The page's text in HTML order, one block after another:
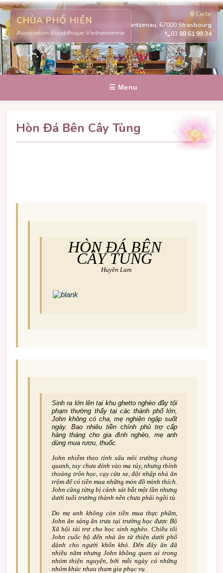
CHÙA PHỔ HIỀN
Association Bouddhique Vietnamienne
Carte
311 route de la Wantzenau, 67000 Strasbourg
03 88 61 99 34
☰ Menu
Hòn Đá Bên Cây Tùng
HÒN ĐÁ BÊN
CÂY TÙNG
Huyền Lam
Sinh ra lớn lên tại khu ghetto nghèo đầy tội
phạm thường thấy tại các thành phố lớn,
John không có cha, mẹ nghiện ngập suốt
ngày. Bao nhiêu tiền chính phủ trợ cấp
hàng tháng cho gia đình nghèo, mẹ anh
dùng mua rượu, thuốc.
John nhiễm theo tính xấu môi trường chung
quanh, tuy chưa dính vào ma túy, nhưng thỉnh
thoảng trốn học, cạy cửa xe, đột nhập nhà ăn
trộm để có tiền mua những món đồ mình thích.
John cũng từng bị cảnh sát bắt một lần nhưng
dưới tuổi trưởng thành nên chưa phải ngồi tù.
Do mẹ anh không còn tiền mua thực phẩm,
John ăn sáng ăn trưa tại trường học được Bộ
Xã hội tài trợ cho học sinh nghèo. Chiều tối
John cuốc bộ đến nhà ăn từ thiện dưới phố
dành cho người khốn khó. Đến đây ăn đã
nhiều năm nhưng John không quen ai trong
nhóm thiện nguyện, bởi mỗi ngày có những
nhóm khác nhau tham gia phục vụ.